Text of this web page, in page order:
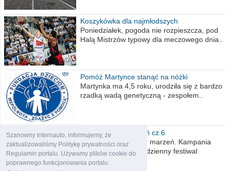
Szanowny Internauto, informujemy, że
zaktualizowaliśmy Politykę prywatności oraz
Regulamin portalu. Używamy plików cookie do
poprawnego funkcjonowania portalu.
Koszykówka dla najmłodszych
Poniedziałek, pogoda nie rozpieszcza, pod
Halą Mistrzów typowy dla meczowego dnia..
Pomóż Martynce stanąć na nóżki
Martynka ma 4,5 roku, urodziła się z bardzo
rzadką wadą genetyczną - zespołem..
Polska moich marzeń cz.6
Nadszedł kres moich marzeń. Kampania
wyborcza czyli niecodzienny festiwal
obietnic,..